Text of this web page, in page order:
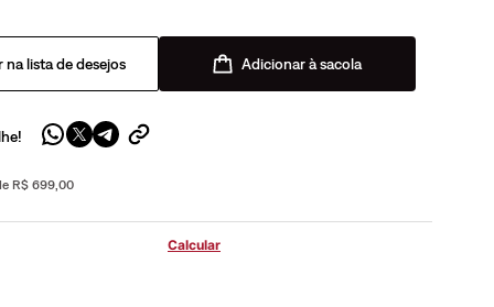
Adicionar à sacola
R$ 699,00